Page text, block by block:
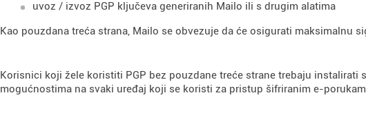
uvoz / izvoz PGP ključeva generiranih Mailo ili s drugim alatima
Kao pouzdana treća strana, Mailo se obvezuje da će osigurati maksimalnu
Korisnici koji žele koristiti PGP bez pouzdane treće strane trebaju instalirati
mogućnostima na svaki uređaj koji se koristi za pristup šifriranim e-